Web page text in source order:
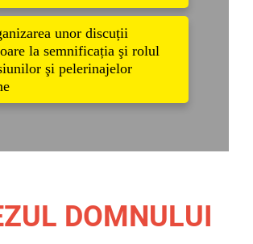
unor discuții
la semnificația şi rolul
şi pelerinajelor
DOMNULUI